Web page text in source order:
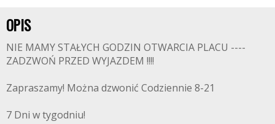
OPIS
NIE MAMY STAŁYCH GODZIN OTWARCIA PLACU ----
ZADZWOŃ PRZED WYJAZDEM !!!!
Zapraszamy! Można dzwonić Codziennie 8-21
7 Dni w tygodniu!